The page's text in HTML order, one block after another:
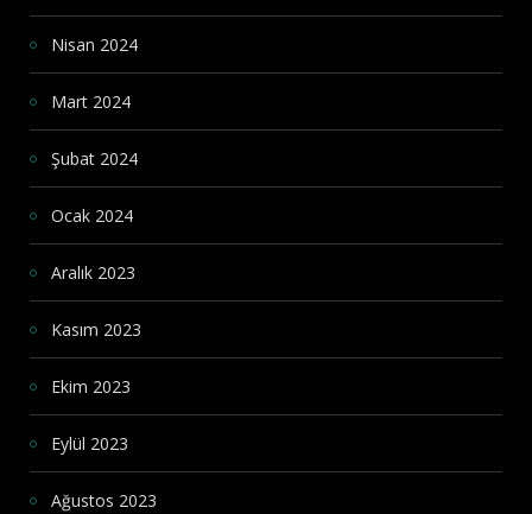
Nisan 2024
Mart 2024
Şubat 2024
Ocak 2024
Aralık 2023
Kasım 2023
Ekim 2023
Eylül 2023
Ağustos 2023